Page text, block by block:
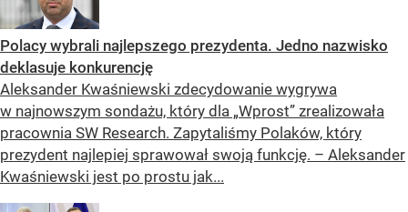
Polacy wybrali najlepszego prezydenta. Jedno nazwisko
deklasuje konkurencję
Aleksander Kwaśniewski zdecydowanie wygrywa
w najnowszym sondażu, który dla „Wprost” zrealizowała
pracownia SW Research. Zapytaliśmy Polaków, który
prezydent najlepiej sprawował swoją funkcję. – Aleksander
Kwaśniewski jest po prostu jak...